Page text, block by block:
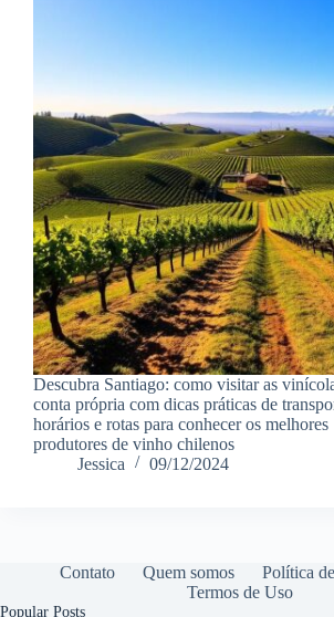
Descubra Santiago: como visitar as
conta própria com dicas práticas de
horários e rotas para conhecer os melhores
produtores de vinho chilenos
Jessica
09/12/2024
Contato Quem somos
Política
Termos de Uso
Popular Posts